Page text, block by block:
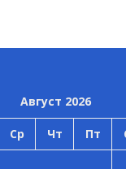
Август 2026
Ср Чт Пт